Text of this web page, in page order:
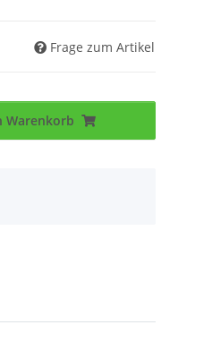
Frage zum Artikel
Warenkorb